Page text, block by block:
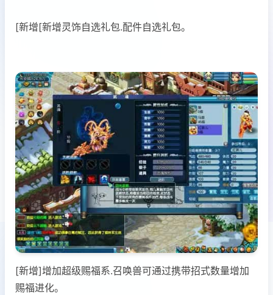
[新增[新增灵饰自选礼包.配件自选礼包。
[新增]增加超级赐福系.召唤兽可通过携带招式数量增加
赐福进化。